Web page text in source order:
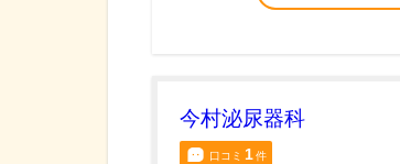
今村泌尿器科
口コミ 1件